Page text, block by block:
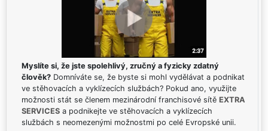
Myslíte si, že jste spolehlivý, zručný a fyzicky zdatný
člověk? Domníváte se, že byste si mohl vydělávat a podnikat
ve stěhovacích a vyklízecích službách? Pokud ano, využijte
možnosti stát se členem mezinárodní franchisové sítě EXTRA
SERVICES a podnikejte ve stěhovacích a vyklízecích
službách s neomezenými možnostmi po celé Evropské unii.